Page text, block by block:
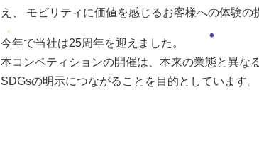
え、 モビリティに価値を感じるお客様への体験の
今年で当社は25周年を迎えました。
本コンペティションの開催は、本来の業態と異な
SDGsの明示につながることを目的としています。